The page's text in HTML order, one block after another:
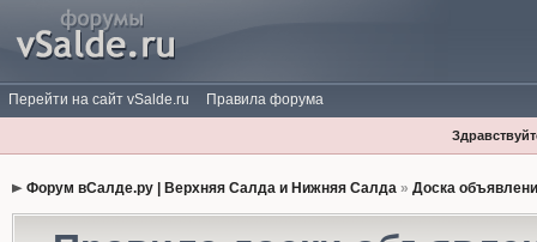
Перейти на сайт vSalde.ru Правила форума
Форум вСалде.ру | Верхняя Салда и Нижняя Салда» Доска